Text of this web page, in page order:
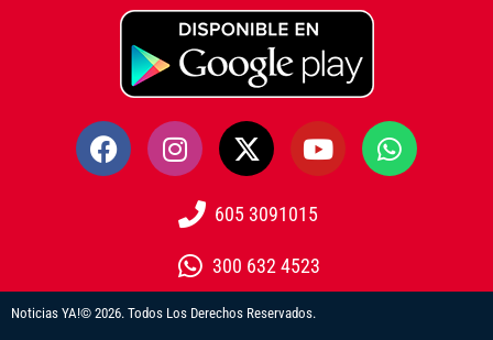
605 3091015
300 632 4523
Noticias YA!© 2026. Todos Los Derechos Reservados.